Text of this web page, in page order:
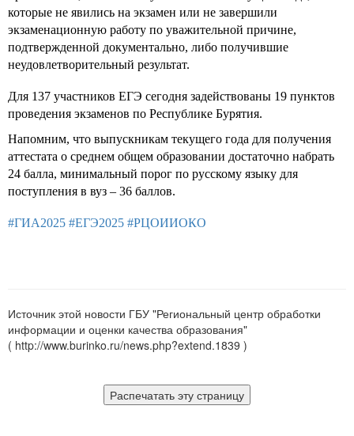
которые не явились на экзамен или не завершили
экзаменационную работу по уважительной причине,
подтвержденной документально, либо получившие
неудовлетворительный результат.
Для 137 участников ЕГЭ сегодня задействованы 19 пунктов
проведения экзаменов по Республике Бурятия.
Напомним, что выпускникам текущего года для получения
аттестата о среднем общем образовании достаточно набрать
24 балла, минимальный порог по русскому языку для
поступления в вуз – 36 баллов.
#ГИА2025 #ЕГЭ2025 #РЦОИИОКО
Источник этой новости ГБУ "Региональный центр обработки
информации и оценки качества образования"
( http://www.burinko.ru/news.php?extend.1839 )